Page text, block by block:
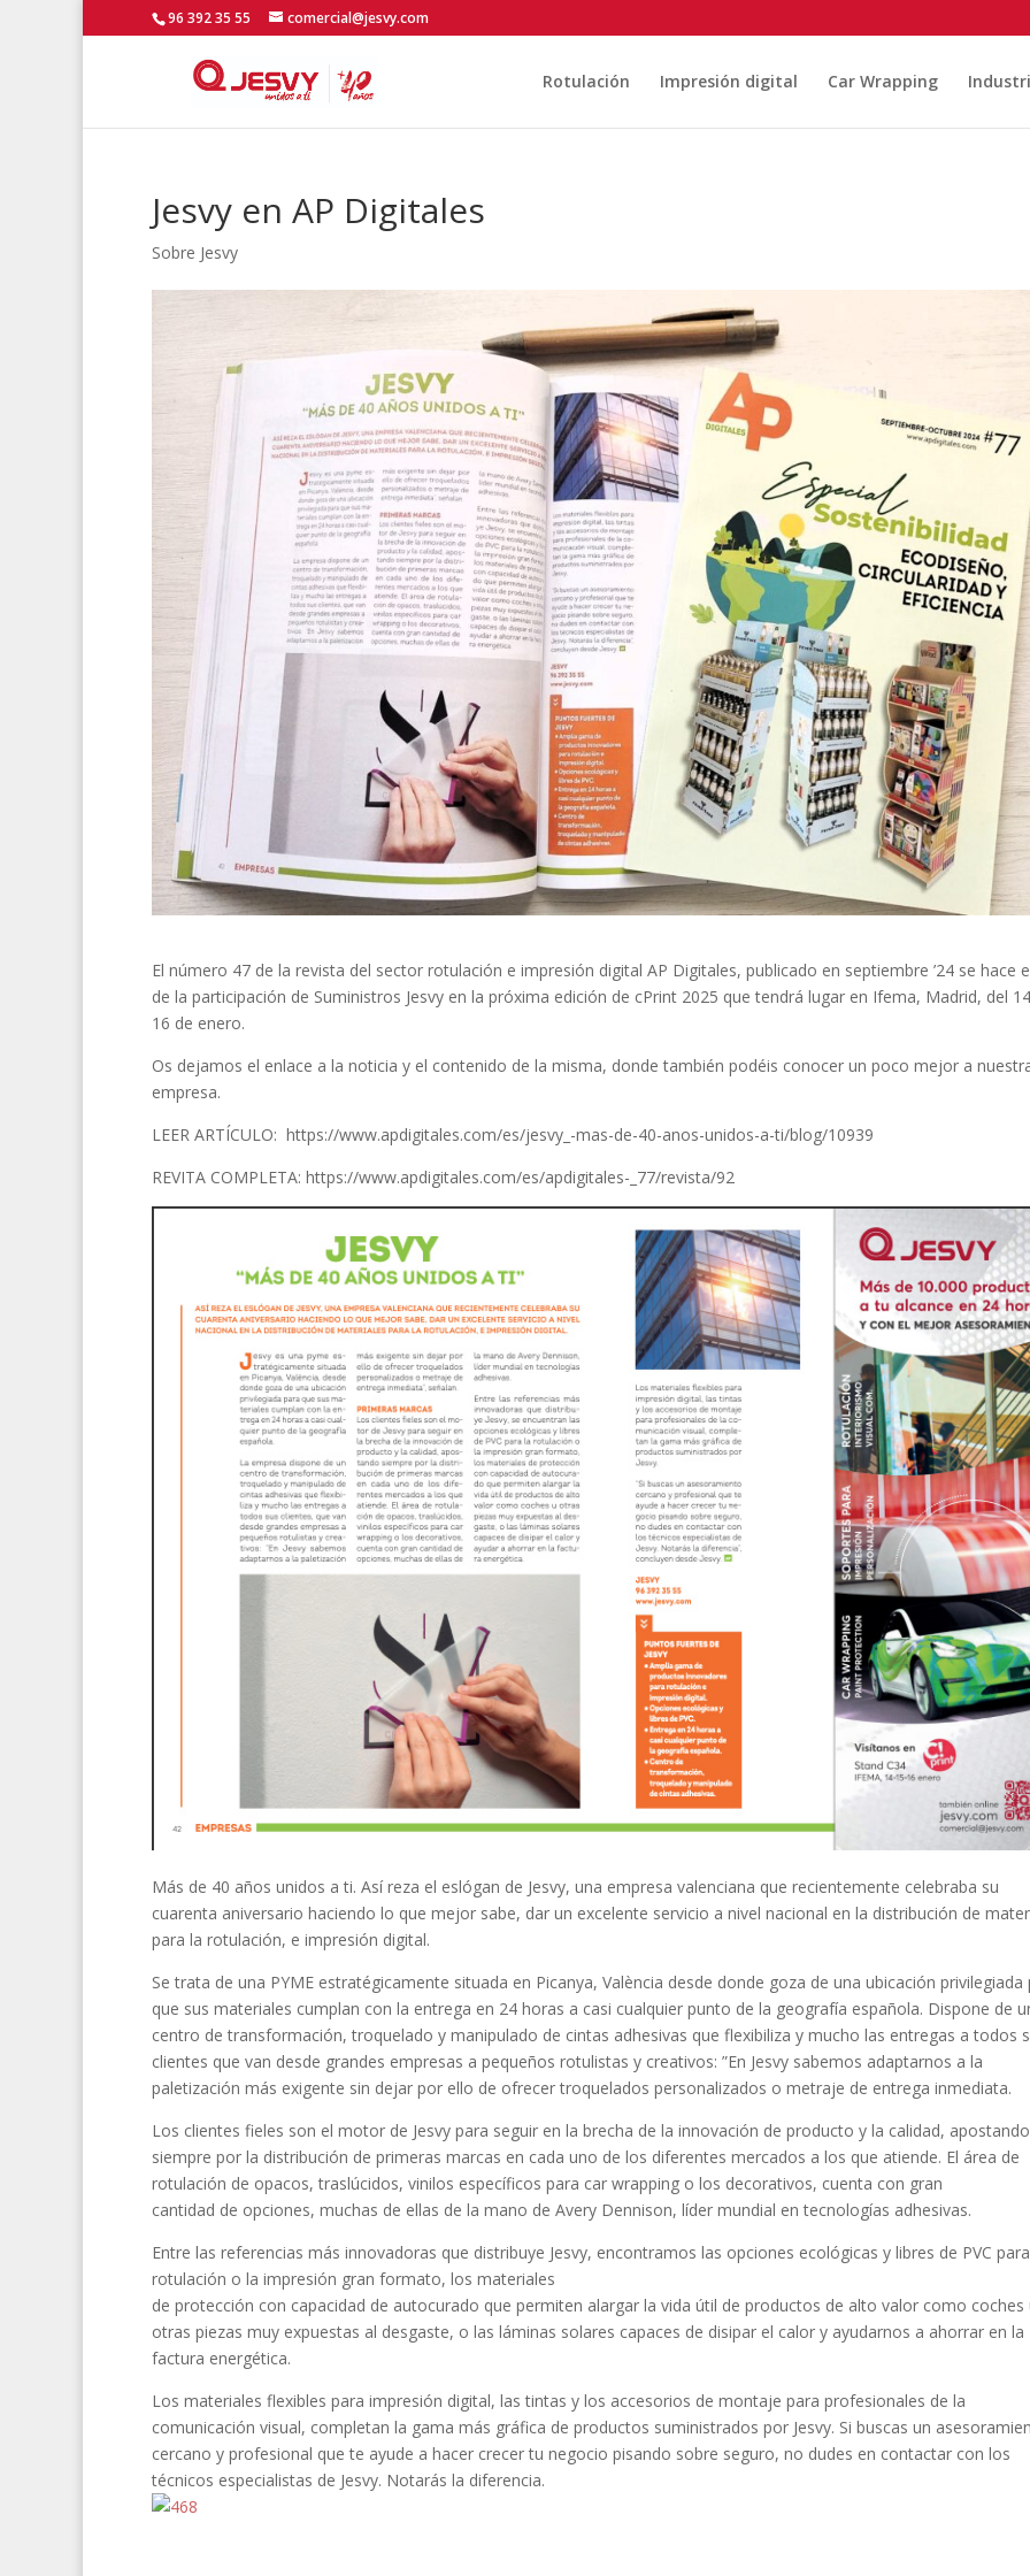
96 392 35 55 comercial@jesvy.com
Rotulación Impresión digital Car Wrapping
Jesvy en AP Digitales
Sobre Jesvy
El número 47 de la revista del sector rotulación e impresión digital AP Digitales, publicado en septiembre ’24 se hace
de la participación de Suministros Jesvy en la próxima edición de cPrint 2025 que tendrá lugar en Ifema, Madrid, del
16 de enero.
Os dejamos el enlace a la noticia y el contenido de la misma, donde también podéis conocer un poco mejor a
empresa.
LEER ARTÍCULO: https://www.apdigitales.com/es/jesvy_-mas-de-40-anos-unidos-a-ti/blog/10939
REVITA COMPLETA: https://www.apdigitales.com/es/apdigitales-_77/revista/92
Más de 40 años unidos a ti. Así reza el eslógan de Jesvy, una empresa valenciana que recientemente celebraba su
cuarenta aniversario haciendo lo que mejor sabe, dar un excelente servicio a nivel nacional en la distribución de
para la rotulación, e impresión digital.
Se trata de una PYME estratégicamente situada en Picanya, València desde donde goza de una ubicación privilegiada
que sus materiales cumplan con la entrega en 24 horas a casi cualquier punto de la geografía española. Dispone de
centro de transformación, troquelado y manipulado de cintas adhesivas que flexibiliza y mucho las entregas a todos
clientes que van desde grandes empresas a pequeños rotulistas y creativos: ”En Jesvy sabemos adaptarnos a la
paletización más exigente sin dejar por ello de ofrecer troquelados personalizados o metraje de entrega inmediata.
Los clientes fieles son el motor de Jesvy para seguir en la brecha de la innovación de producto y la calidad, apostando
siempre por la distribución de primeras marcas en cada uno de los diferentes mercados a los que atiende. El área de
rotulación de opacos, traslúcidos, vinilos específicos para car wrapping o los decorativos, cuenta con gran
cantidad de opciones, muchas de ellas de la mano de Avery Dennison, líder mundial en tecnologías adhesivas.
Entre las referencias más innovadoras que distribuye Jesvy, encontramos las opciones ecológicas y libres de PVC
rotulación o la impresión gran formato, los materiales
de protección con capacidad de autocurado que permiten alargar la vida útil de productos de alto valor como coches
otras piezas muy expuestas al desgaste, o las láminas solares capaces de disipar el calor y ayudarnos a ahorrar en la
factura energética.
Los materiales flexibles para impresión digital, las tintas y los accesorios de montaje para profesionales de la
comunicación visual, completan la gama más gráfica de productos suministrados por Jesvy. Si buscas un
cercano y profesional que te ayude a hacer crecer tu negocio pisando sobre seguro, no dudes en contactar con los
técnicos especialistas de Jesvy. Notarás la diferencia.